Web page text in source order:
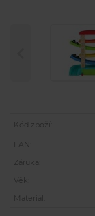
Kód zboží:
EAN:
Záruka:
Věk:
Materiál: